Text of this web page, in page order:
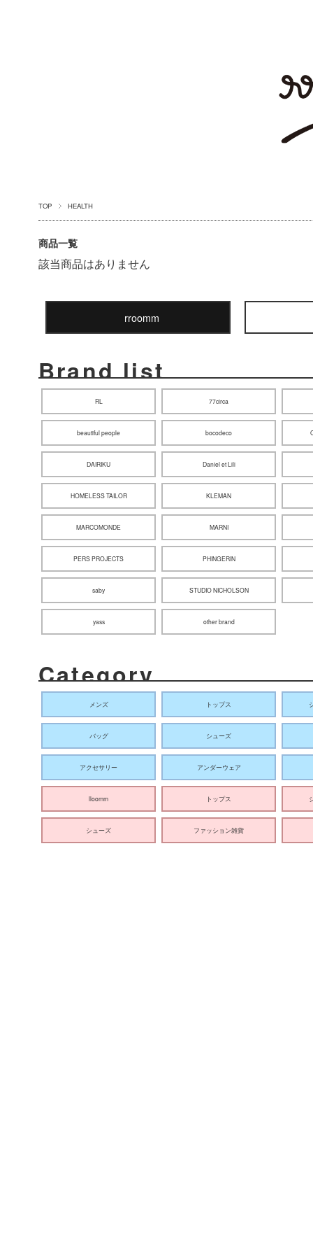
TOP HEALTH
商品一覧
該当商品はありません
rroomm
Brand list
RL 77circa
beautiful people bocodeco
DAIRIKU Daniel et Lili
HOMELESS TAILOR KLEMAN
MARCOMONDE MARNI
PERS PROJECTS PHINGERIN
saby STUDIO NICHOLSON
yass other brand
Category
メンズ トップス
バッグ シューズ
アクセサリー アンダーウェア
lloomm トップス
シューズ ファッション雑貨